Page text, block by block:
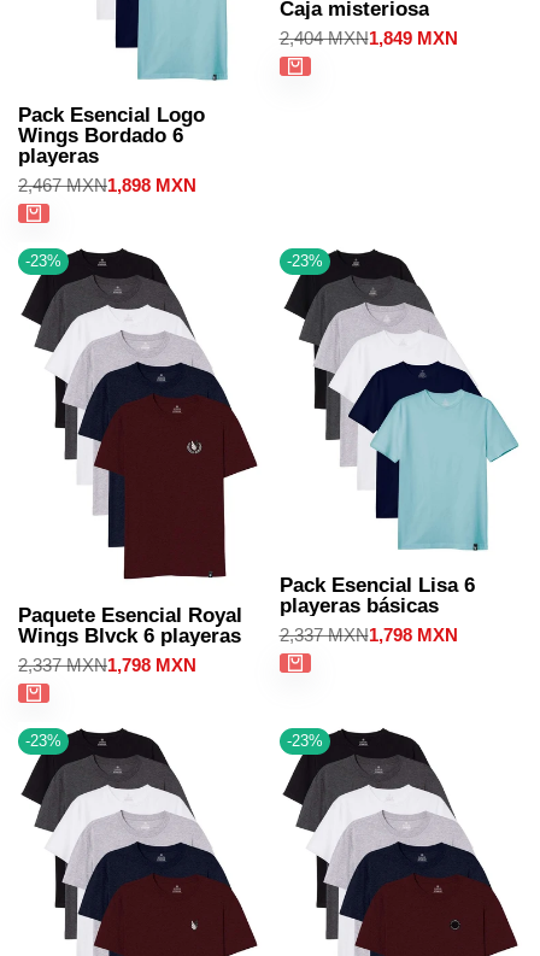
Pack Esencial Logo
Wings Bordado 6
playeras
Precio
regular
2,467 MXNPrecio
1,898 MXN
Caja misteriosa
Precio
regular
2,404 MXNPrecio
1,849 MXN
-23%
Paquete Esencial Royal
Wings Blvck 6 playeras
Precio
regular
2,337 MXNPrecio
1,798 MXN
-23%
Pack Esencial Lisa 6
playeras básicas
Precio
regular
2,337 MXNPrecio
1,798 MXN
-23% -23%